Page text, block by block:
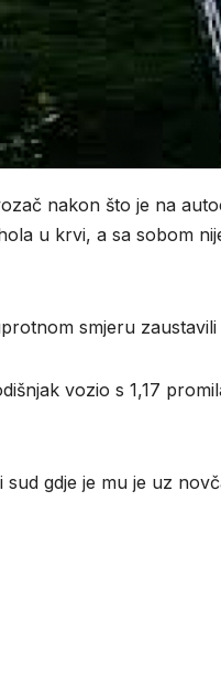
nakon što je na
u krvi, a sa sobom
smjeru
vozio s 1,17
gdje je mu je uz